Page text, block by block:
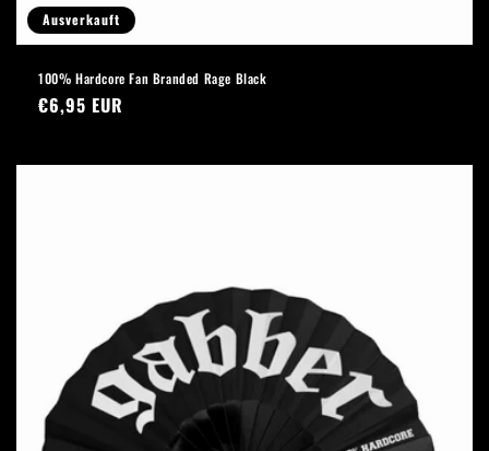
Ausverkauft
100% Hardcore Fan Branded Rage Black
Normaler
€6,95 EUR